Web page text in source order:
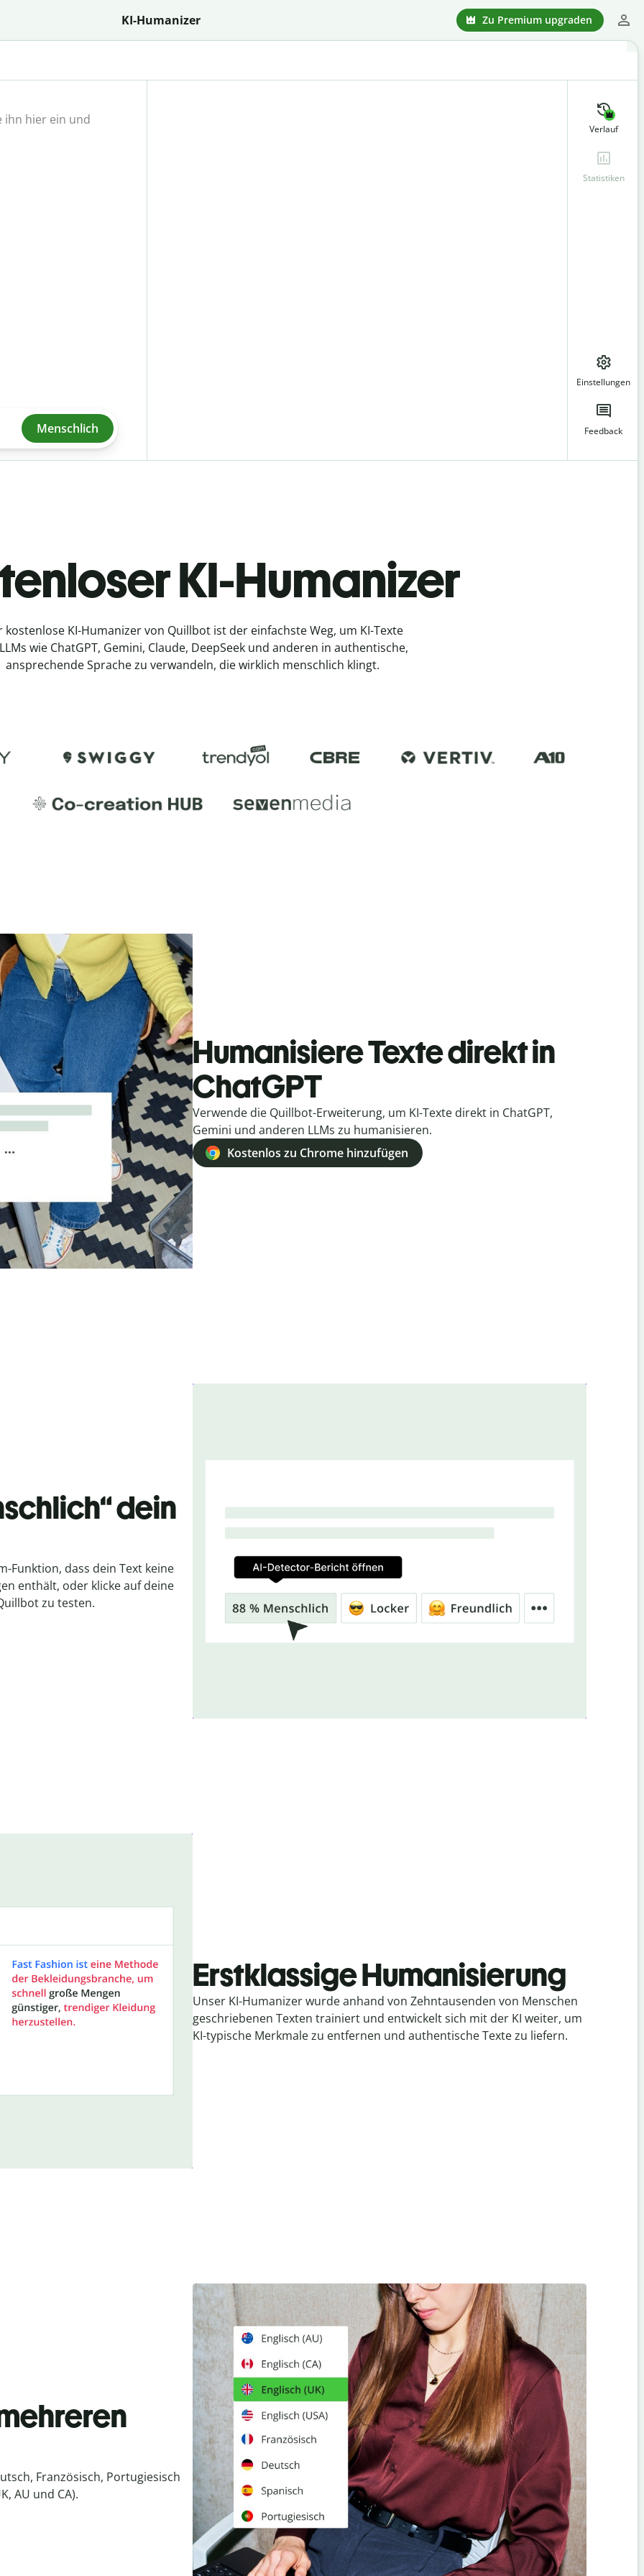
KI-Humanizer Zu Premium upgraden
Menschlich
Verlauf
Statistiken
Einstellungen
Feedback
KI-Humanizer
kostenlose KI-Humanizer von Quillbot ist der einfachste Weg, um KI-Texte
wie ChatGPT, Gemini, Claude, DeepSeek und anderen in authentische,
ansprechende Sprache zu verwandeln, die wirklich menschlich klingt.
Humanisiere Texte direkt in
ChatGPT
Verwende die Quillbot-Erweiterung, um KI-Texte direkt in ChatGPT,
Gemini und anderen LLMs zu humanisieren.
Kostenlos zu Chrome hinzufügen
dein
Funktion, dass dein Text keine
enthält, oder klicke auf deine
zu testen.
Erstklassige Humanisierung
Unser KI-Humanizer wurde anhand von Zehntausenden von Menschen
geschriebenen Texten trainiert und entwickelt sich mit der KI weiter, um
KI-typische Merkmale zu entfernen und authentische Texte zu liefern.
Französisch, Portugiesisch
AU und CA).